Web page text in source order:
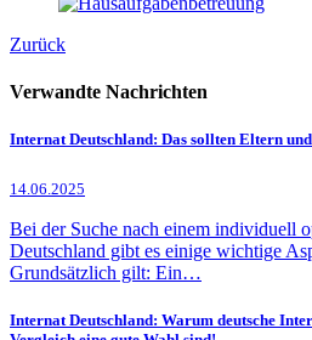
Zurück
Verwandte Nachrichten
Internat Deutschland: Das sollten Eltern
14.06.2025
Bei der Suche nach einem individuell
Deutschland gibt es einige wichtige
Grundsätzlich gilt: Ein…
Internat Deutschland: Warum deutsche